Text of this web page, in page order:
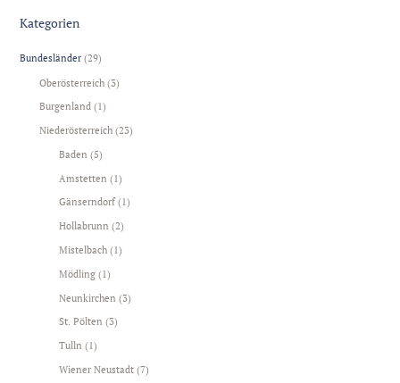
Kategorien
Bundesländer (29)
Oberösterreich (3)
Burgenland (1)
Niederösterreich (23)
Baden (5)
Amstetten (1)
Gänserndorf(1)
Hollabrunn (2)
Mistelbach (1)
Mödling (1)
Neunkirchen (3)
St. Pölten (3)
Tulln (1)
Wiener Neustadt (7)